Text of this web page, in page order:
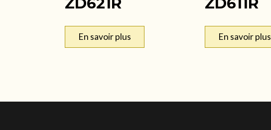
En savoir plus En savoir plus